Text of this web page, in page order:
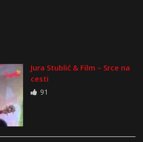
Jura Stublić & Film – Srce na
cesti
91